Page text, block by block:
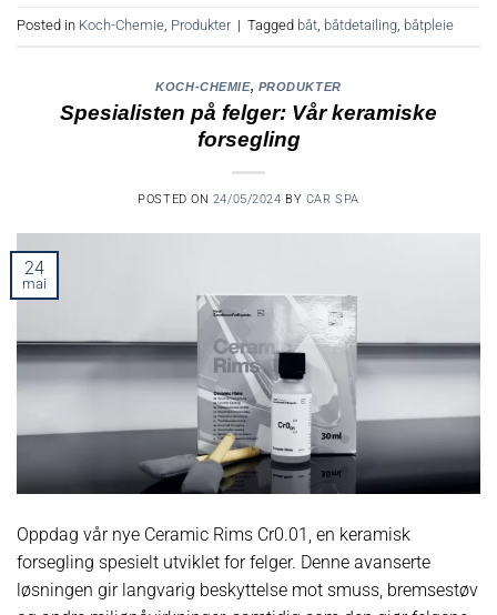
Posted in Koch-Chemie, Produkter | Tagged båt, båtdetailing, båtpleie
KOCH-CHEMIE, PRODUKTER
Spesialisten på felger: Vår keramiske
forsegling
POSTED ON 24/05/2024 BY CAR SPA
24
mai
Oppdag vår nye Ceramic Rims Cr0.01, en keramisk
forsegling spesielt utviklet for felger. Denne avanserte
løsningen gir langvarig beskyttelse mot smuss, bremsestøv